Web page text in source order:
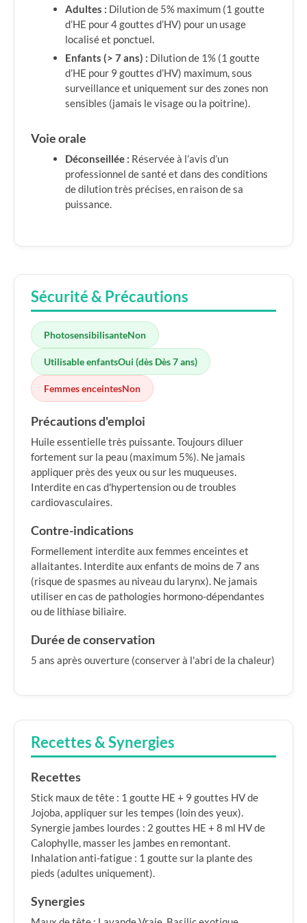
Adultes : Dilution de 5% maximum (1 goutte
d’HE pour 4 gouttes d’HV) pour un usage
localisé et ponctuel.
Enfants (> 7 ans) : Dilution de 1% (1 goutte
d’HE pour 9 gouttes d’HV) maximum, sous
surveillance et uniquement sur des zones non
sensibles (jamais le visage ou la poitrine).
Voie orale
Déconseillée : Réservée à l’avis d’un
professionnel de santé et dans des conditions
de dilution très précises, en raison de sa
puissance.
Sécurité & Précautions
PhotosensibilisanteNon
Utilisable enfantsOui (dès Dès 7 ans)
Femmes enceintesNon
Précautions d'emploi
Huile essentielle très puissante. Toujours diluer
fortement sur la peau (maximum 5%). Ne jamais
appliquer près des yeux ou sur les muqueuses.
Interdite en cas d'hypertension ou de troubles
cardiovasculaires.
Contre-indications
Formellement interdite aux femmes enceintes et
allaitantes. Interdite aux enfants de moins de 7 ans
(risque de spasmes au niveau du larynx). Ne jamais
utiliser en cas de pathologies hormono-dépendantes
ou de lithiase biliaire.
Durée de conservation
5 ans après ouverture (conserver à l'abri de la chaleur)
Recettes & Synergies
Recettes
Stick maux de tête : 1 goutte HE + 9 gouttes HV de
Jojoba, appliquer sur les tempes (loin des yeux).
Synergie jambes lourdes : 2 gouttes HE + 8 ml HV de
Calophylle, masser les jambes en remontant.
Inhalation anti-fatigue : 1 goutte sur la plante des
pieds (adultes uniquement).
Synergies